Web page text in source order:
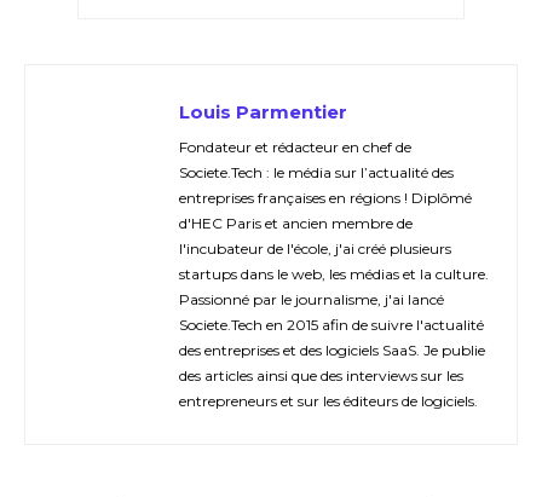
Louis Parmentier
Fondateur et rédacteur en chef de
Societe.Tech : le média sur l’actualité des
entreprises françaises en régions ! Diplômé
d'HEC Paris et ancien membre de
l'incubateur de l'école, j'ai créé plusieurs
startups dans le web, les médias et la culture.
Passionné par le journalisme, j'ai lancé
Societe.Tech en 2015 afin de suivre l'actualité
des entreprises et des logiciels SaaS. Je publie
des articles ainsi que des interviews sur les
entrepreneurs et sur les éditeurs de logiciels.